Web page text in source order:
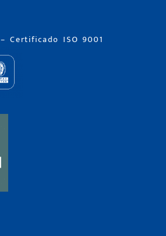
–Certificado ISO 9001